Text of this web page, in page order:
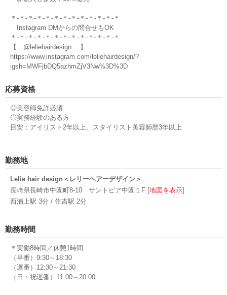
＊-＊-＊-＊-＊-＊-＊-＊-＊-＊-＊-＊-＊
Instagram DMからの問合せもOK
＊-＊-＊-＊-＊-＊-＊-＊-＊-＊-＊-＊-＊
【 @leliehairdesign 】
https://www.instagram.com/leliehairdesign/?
igsh=MWFjbDQ5azhmZjV3Nw%3D%3D
応募資格
◎美容師免許必須
◎実務経験のある方
目安：アイリスト2年以上、スタイリスト美容師歴3年以上
勤務地
Lelie hair design＜レリーヘアーデザイン＞
長崎県長崎市中園町8-10 サントピア中園１F [地図を表示]
西浦上駅 3分 / 住吉駅 2分
勤務時間
＊実働8時間／休憩1時間
（早番）9:30～18:30
（遅番）12:30～21:30
（日・祝遅番）11:00～20:00